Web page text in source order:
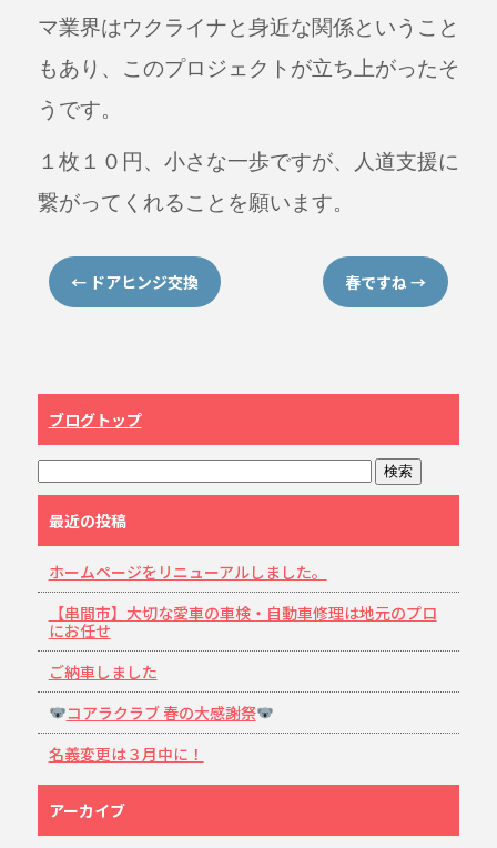
マ業界はウクライナと身近な関係ということ
もあり、このプロジェクトが立ち上がったそ
うです。
１枚１０円、小さな一歩ですが、人道支援に
繋がってくれることを願います。
←ドアヒンジ交換 春ですね→
ブログトップ
最近の投稿
ホームページをリニューアルしました。
【串間市】大切な愛車の車検・自動車修理は地元のプロ
にお任せ
ご納車しました
コアラクラブ 春の大感謝祭
名義変更は３月中に！
アーカイブ